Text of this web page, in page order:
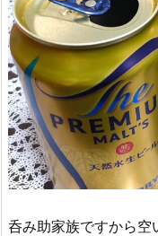
呑み助家族ですから空